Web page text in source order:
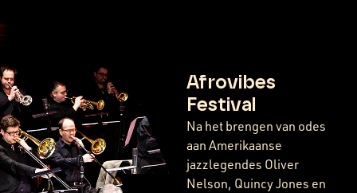
Afrovibes
Festival
Na het brengen van odes
aan Amerikaanse
jazzlegendes Oliver
Nelson, Quincy Jones en